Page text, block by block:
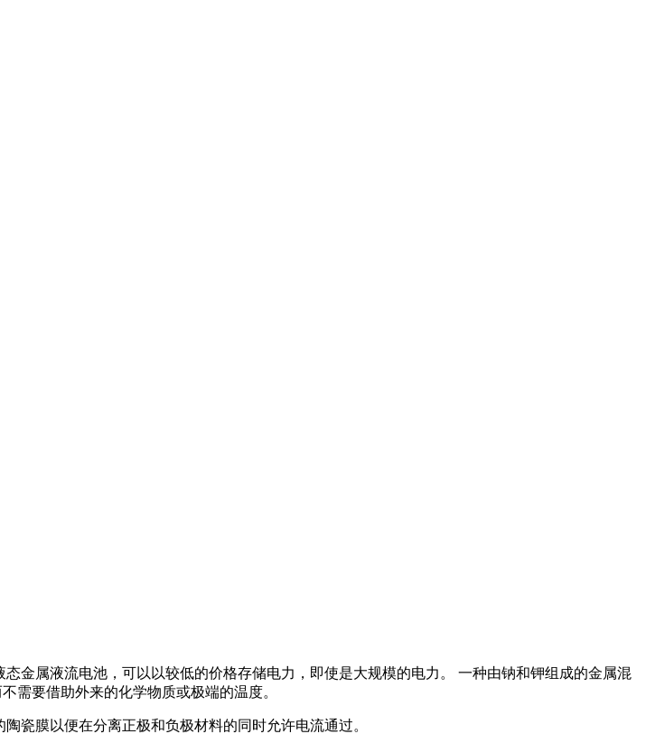
金属液流电池，可以以较低的价格存储电力，即使是大规模的电力。 一种由钠和钾组成的金属混
需要借助外来的化学物质或极端的温度。
瓷膜以便在分离正极和负极材料的同时允许电流通过。